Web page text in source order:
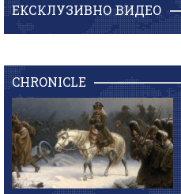
ЕКСКЛУЗИВНО ВИДЕО
CHRONICLE